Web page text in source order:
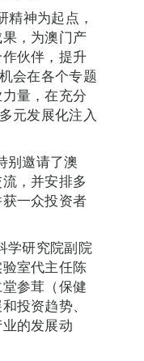
精神为起点，
，为澳门产
伙伴，提升
会在各个专题
量，在充分
元发展化注入
别邀请了澳
，并安排多
一众投资者
学研究院副院
室代主任陈
参茸（保健
投资趋势、
的发展动